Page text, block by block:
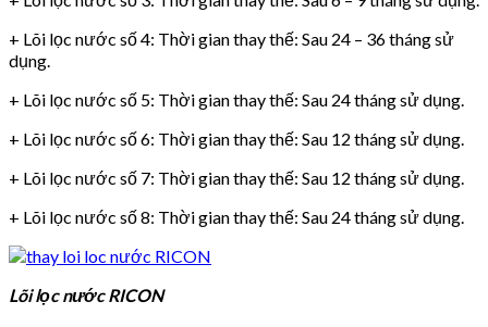
+ Lõi lọc nước số 4: Thời gian thay thế: Sau 24 – 36 tháng sử
dụng.
+ Lõi lọc nước số 5: Thời gian thay thế: Sau 24 tháng sử dụng.
+ Lõi lọc nước số 6: Thời gian thay thế: Sau 12 tháng sử dụng.
+ Lõi lọc nước số 7: Thời gian thay thế: Sau 12 tháng sử dụng.
+ Lõi lọc nước số 8: Thời gian thay thế: Sau 24 tháng sử dụng.
Lõi lọc nước RICON